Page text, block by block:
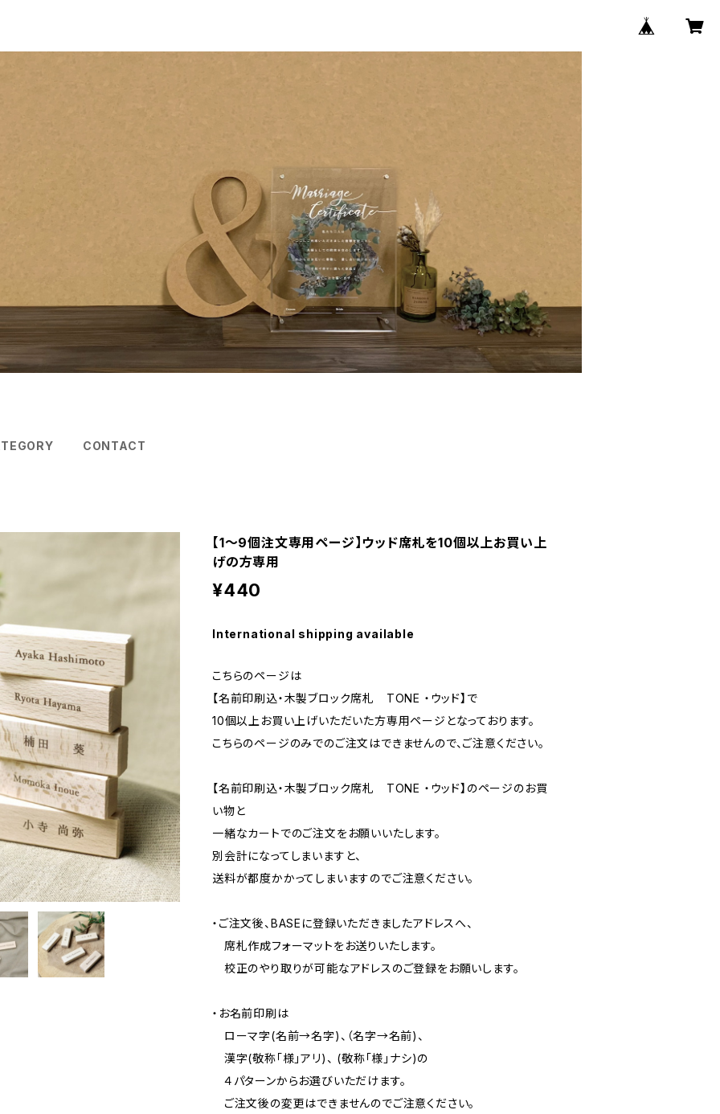
CONTACT
【1～9個注文専用ページ】ウッド席札を10個以上お買い上
げの方専用
¥440
International shipping available
こちらのページは
【名前印刷込・木製ブロック席札 TONE ・ウッド】で
10個以上お買い上げいただいた方専用ページとなっております。
こちらのページのみでのご注文はできませんので、ご注意ください。
【名前印刷込・木製ブロック席札 TONE ・ウッド】のページのお買
い物と
一緒なカートでのご注文をお願いいたします。
別会計になってしまいますと、
送料が都度かかってしまいますのでご注意ください。
・ご注文後、BASEに登録いただきましたアドレスへ、
席札作成フォーマットをお送りいたします。
校正のやり取りが可能なアドレスのご登録をお願いします。
・お名前印刷は
ローマ字(名前→名字)、（名字→名前)、
漢字(敬称「様」アリ)、 (敬称「様」ナシ)の
４パターンからお選びいただけます。
ご注文後の変更はできませんのでご注意ください。